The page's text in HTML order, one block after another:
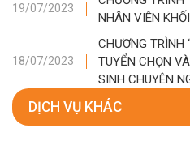
19/07/2023
NHÂN VIÊN
18/07/2023
CHƯƠNG TRÌNH
TUYỂN CHỌN
SINH CHUYÊN
DỊCH VỤ KHÁC